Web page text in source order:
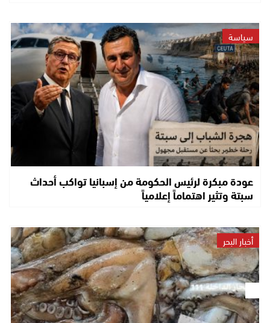
سياسة
عودة مبكرة لرئيس الحكومة من إسبانيا تواكب أحداث
سبتة وتثير اهتماماً إعلامياً
أخبار البحر